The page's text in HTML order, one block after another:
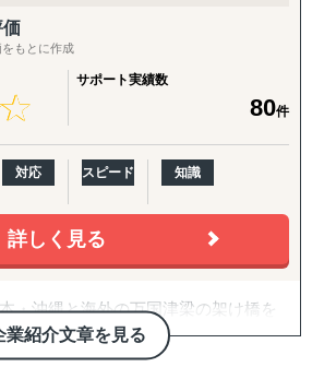
制を構築しています。
ループ別）
・ベトナム・マレーシア・カンボ
フィリピン・ラオス
日本・香港・シンガポール・台湾・
：ドバイ・サウジアラビア・イン
モンゴル
、対応の可否や得意・不得意な分野
価
もとに作成
★
★
サポート実績数
80件
対応 スピード 知識
詳しく見る
業紹介文章を見る
・沖縄と海外の万国津梁の架け橋を
展開支援を目的として沖縄・那覇で
中心に沖縄県内・沖縄県外企業の海